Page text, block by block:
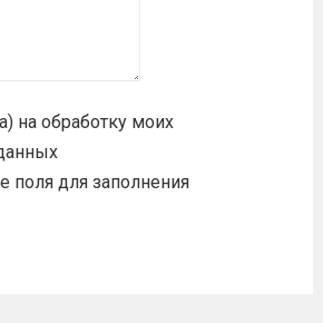
на обработку моих
поля для заполнения